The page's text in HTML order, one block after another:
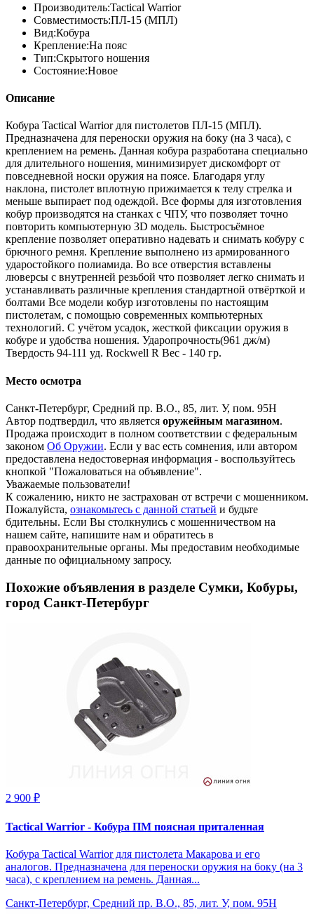
Производитель:Tactical Warrior
Совместимость:ПЛ-15 (МПЛ)
Вид:Кобура
Крепление:На пояс
Тип:Скрытого ношения
Состояние:Новое
Описание
Кобура Tactical Warrior для пистолетов ПЛ-15 (МПЛ).
Предназначена для переноски оружия на боку (на 3 часа), с
креплением на ремень. Данная кобура разработана специально
для длительного ношения, минимизирует дискомфорт от
повседневной носки оружия на поясе. Благодаря углу
наклона, пистолет вплотную прижимается к телу стрелка и
меньше выпирает под одеждой. Все формы для изготовления
кобур производятся на станках с ЧПУ, что позволяет точно
повторить компьютерную 3D модель. Быстросъёмное
крепление позволяет оперативно надевать и снимать кобуру с
брючного ремня. Крепление выполнено из армированного
ударостойкого полиамида. Во все отверстия вставлены
люверсы с внутренней резьбой что позволяет легко снимать и
устанавливать различные крепления стандартной отвёрткой и
болтами Все модели кобур изготовлены по настоящим
пистолетам, с помощью современных компьютерных
технологий. С учётом усадок, жесткой фиксации оружия в
кобуре и удобства ношения. Ударопрочность(961 дж/м)
Твердость 94-111 уд. Rockwell R Вес - 140 гр.
Место осмотра
Санкт-Петербург, Средний пр. В.О., 85, лит. У, пом. 95Н
Автор подтвердил, что является оружейным магазином.
Продажа происходит в полном соответствии с федеральным
законом Об Оружии. Если у вас есть сомнения, или автором
предоставлена недостоверная информация - воспользуйтесь
кнопкой "Пожаловаться на объявление".
Уважаемые пользователи!
К сожалению, никто не застрахован от встречи с мошенником.
Пожалуйста, ознакомьтесь с данной статьей и будьте
бдительны. Если Вы столкнулись с мошенничеством на
нашем сайте, напишите нам и обратитесь в
правоохранительные органы. Мы предоставим необходимые
данные по официальному запросу.
Похожие объявления в разделе Сумки, Кобуры,
город Санкт-Петербург
2 900 ₽
Tactical Warrior - Кобура ПМ поясная приталенная
Кобура Tactical Warrior для пистолета Макарова и его
аналогов. Предназначена для переноски оружия на боку (на 3
часа), с креплением на ремень. Данная...
Санкт-Петербург, Средний пр. В.О., 85, лит. У, пом. 95Н